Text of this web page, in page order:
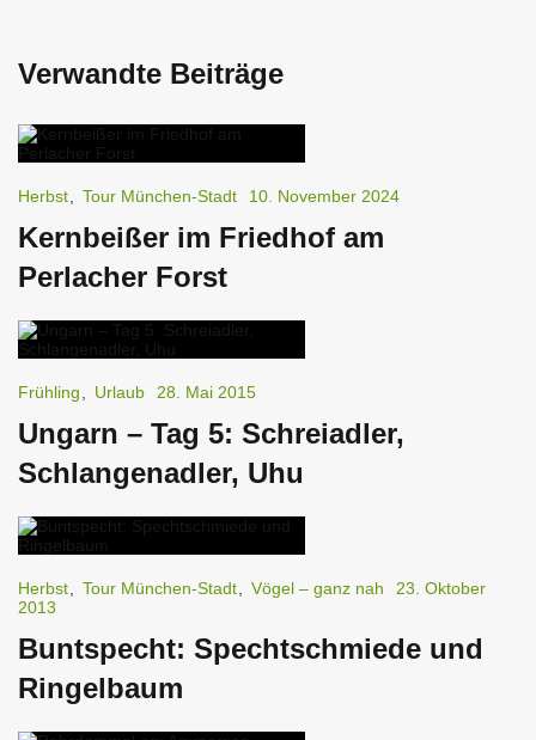
Verwandte Beiträge
Herbst Tour München-Stadt 10. November 2024
Kernbeißer im Friedhof am
Perlacher Forst
Frühling Urlaub 28. Mai 2015
Ungarn – Tag 5: Schreiadler,
Schlangenadler, Uhu
Herbst Tour München-Stadt Vögel – ganz nah
23. Oktober
2013
Buntspecht: Spechtschmiede und
Ringelbaum